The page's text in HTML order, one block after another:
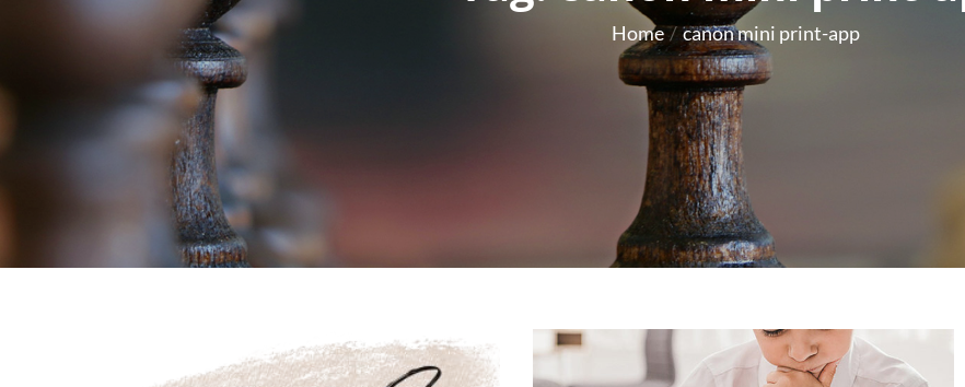
Home canon mini print-app